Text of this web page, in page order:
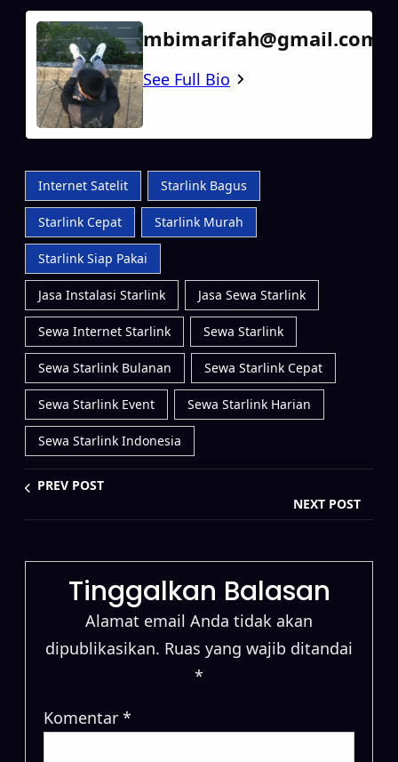
mbimarifah@gmail.com
See Full Bio
Internet Satelit Starlink Bagus
Starlink Cepat Starlink Murah
Starlink Siap Pakai
Jasa Instalasi Starlink Jasa Sewa Starlink
Sewa Internet Starlink Sewa Starlink
Sewa Starlink Bulanan Sewa Starlink Cepat
Sewa Starlink Event Sewa Starlink Harian
Sewa Starlink Indonesia
PREV POST
NEXT POST
Tinggalkan Balasan
Alamat email Anda tidak akan
dipublikasikan. Ruas yang wajib ditandai
*
Komentar *